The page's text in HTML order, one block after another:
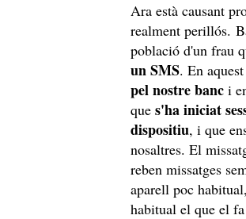
Ara està causant
realment perillós.
població d'un frau
un SMS. En
pel nostre banc i
ques'ha iniciat
dispositiu, i que
nosaltres. El
reben missatges
aparell poc
habitual el que el